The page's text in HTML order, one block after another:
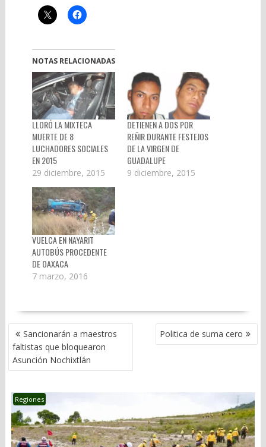
NOTAS RELACIONADAS
LLORÓ LA MIXTECA
MUERTE DE 8
LUCHADORES SOCIALES
EN 2015
29 diciembre, 2015
DETIENEN A DOS POR
REÑIR DURANTE FESTEJOS
DE LA VIRGEN DE
GUADALUPE
9 diciembre, 2015
VUELCA EN NAYARIT
AUTOBÚS PROCEDENTE
DE OAXACA
7 marzo, 2016
NAVEGACIÓN
DE
ENTRADAS
Sancionarán a maestros
faltistas que bloquearon
Asunción Nochixtlán
Politica de suma cero
Regiones